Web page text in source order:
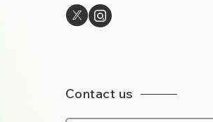
Contact us